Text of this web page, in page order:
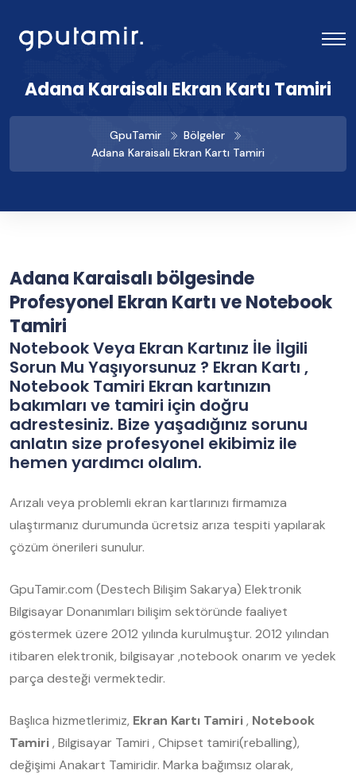
Adana Karaisalı Ekran Kartı Tamiri
GpuTamir
Bölgeler
Adana Karaisalı Ekran Kartı Tamiri
Adana Karaisalı bölgesinde
Profesyonel Ekran Kartı ve Notebook
Tamiri
Notebook Veya Ekran Kartınız İle İlgili
Sorun Mu Yaşıyorsunuz ? Ekran Kartı ,
Notebook Tamiri Ekran kartınızın
bakımları ve tamiri için doğru
adrestesiniz. Bize yaşadığınız sorunu
anlatın size profesyonel ekibimiz ile
hemen yardımcı olalım.
Arızalı veya problemli ekran kartlarınızı firmamıza
ulaştırmanız durumunda ücretsiz arıza tespiti yapılarak
çözüm önerileri sunulur.
GpuTamir.com (Destech Bilişim Sakarya) Elektronik
Bilgisayar Donanımları bilişim sektöründe faaliyet
göstermek üzere 2012 yılında kurulmuştur. 2012 yılından
itibaren elektronik, bilgisayar ,notebook onarım ve yedek
parça desteği vermektedir.
Başlıca hizmetlerimiz, Ekran Kartı Tamiri, Notebook
Tamiri, Bilgisayar Tamiri , Chipset tamiri(reballing),
değişimi Anakart Tamiridir. Marka bağımsız olarak,